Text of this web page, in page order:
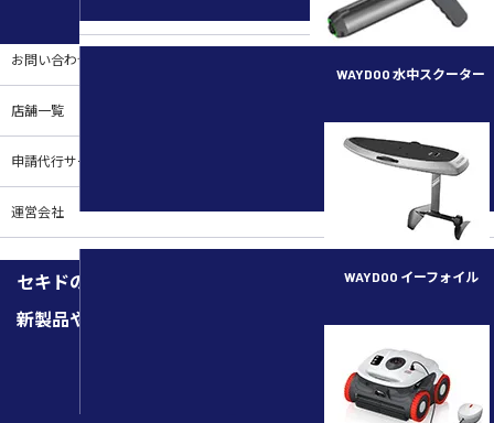
WAYDOO 水中スクーター
WAYDOO イーフォイル
お問い合わせ
店舗一覧
申請代行サービス
運営会社
セキドのメルマガを購読しませんか
新製品や機能紹介、キャンペーン、イベントなどの最新情報
メルマガ登録はこちらから